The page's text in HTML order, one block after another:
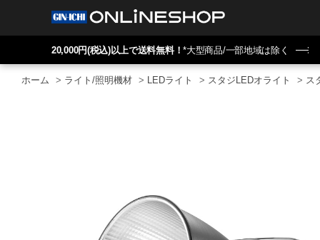
20,000円(税込)以上で送料無料！*大型商品/一部地域は除く
ホーム > ライト/照明機材 > LEDライト > スタジLEDオライト > ス